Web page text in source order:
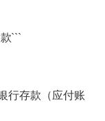
```
行存款（应付账